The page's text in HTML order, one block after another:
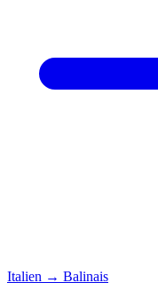
Italien → Balinais